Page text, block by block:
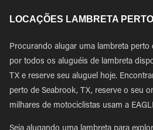
LOCAÇÕES LAMBRETA
Procurando alugar uma lambreta perto
por todos os aluguéis de lambreta
TX e reserve seu aluguel hoje.
perto de Seabrook, TX, reserve o seu
milhares de motociclistas usam a